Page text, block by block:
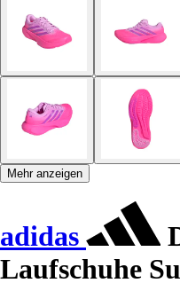
Mehr anzeigen
adidas
Laufschuhe